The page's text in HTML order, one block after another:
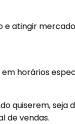
e atingir
horários
quiserem, seja
de vendas.